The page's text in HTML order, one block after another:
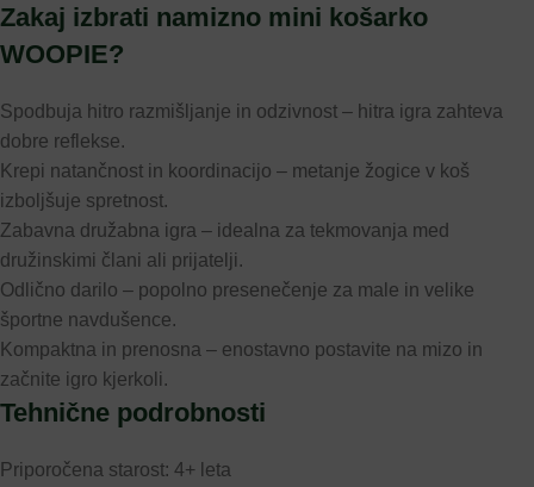
Zakaj izbrati namizno mini košarko
WOOPIE?
Spodbuja hitro razmišljanje in odzivnost – hitra igra zahteva
dobre reflekse.
Krepi natančnost in koordinacijo – metanje žogice v koš
izboljšuje spretnost.
Zabavna družabna igra – idealna za tekmovanja med
družinskimi člani ali prijatelji.
Odlično darilo – popolno presenečenje za male in velike
športne navdušence.
Kompaktna in prenosna – enostavno postavite na mizo in
začnite igro kjerkoli.
Tehnične podrobnosti
Priporočena starost: 4+ leta